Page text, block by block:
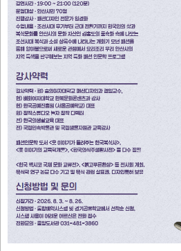
운영시간
주말 09:00 ~
8월휴관일 7 14
공지사항
원고잔도서관 독서의 달 기념행사
원고잔도서관 희망도서 마감안내